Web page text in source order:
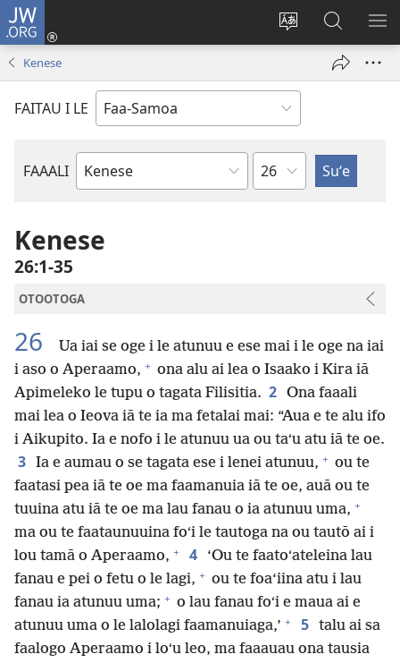
JW.ORG
Sui
gagana
o
le
tafaʻilagi
Log
isi
Suʻe
le
Kenese
FAITAU I LE
FAAALI
Tusi
Tusi
Mataupu
Kenese
26:1-35
OTOOTOGA
26
Ua iai se oge i le atunuu e ese mai i le oge na iai
i aso o Aperaamo, + ona alu ai lea o Isaako i Kira iā
Apimeleko le tupu o tagata Filisitia. 2 Ona faaali
mai lea o Ieova iā te ia ma fetalai mai: “Aua e te alu ifo
i Aikupito. Ia e nofo i le atunuu ua ou taʻu atu iā te oe.
3 Ia e aumau o se tagata ese i lenei atunuu, + ou te
faatasi pea iā te oe ma faamanuia iā te oe, auā ou te
tuuina atu iā te oe ma lau fanau o ia atunuu uma, +
ma ou te faataunuuina foʻi le tautoga na ou tautō ai i
lou tamā o Aperaamo, + 4
‘Ou te faatoʻateleina lau
fanau e pei o fetu o le lagi, + ou te foa‘iina atu i lau
fanau ia atunuu uma; + o lau fanau foʻi e maua ai e
atunuu uma o le lalolagi faamanuiaga,’ + 5 talu ai sa
faalogo Aperaamo i loʻu leo, ma faaauau ona tausia